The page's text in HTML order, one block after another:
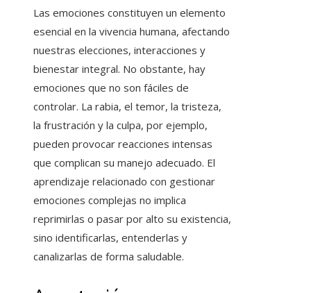
Las emociones constituyen un elemento
esencial en la vivencia humana, afectando
nuestras elecciones, interacciones y
bienestar integral. No obstante, hay
emociones que no son fáciles de
controlar. La rabia, el temor, la tristeza,
la frustración y la culpa, por ejemplo,
pueden provocar reacciones intensas
que complican su manejo adecuado. El
aprendizaje relacionado con gestionar
emociones complejas no implica
reprimirlas o pasar por alto su existencia,
sino identificarlas, entenderlas y
canalizarlas de forma saludable.